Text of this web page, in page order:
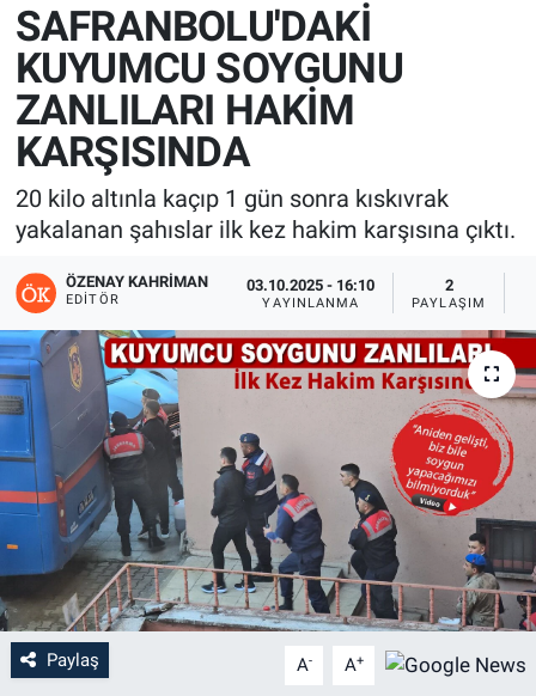
SAFRANBOLU'DAKİ
KUYUMCU SOYGUNU
ZANLILARI HAKİM
KARŞISINDA
20 kilo altınla kaçıp 1 gün sonra kıskıvrak
yakalanan şahıslar ilk kez hakim karşısına çıktı.
ÖZENAY KAHRIMAN
EDITÖR
03.10.2025 - 16:10
YAYINLANMA
2
PAYLAŞIM
Paylaş A- A+